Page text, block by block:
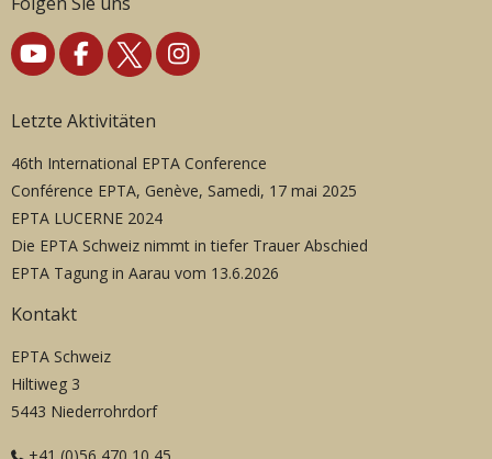
Letzte Aktivitäten
46th International EPTA Conference
Conférence EPTA, Genève, Samedi, 17 mai 2025
EPTA LUCERNE 2024
Die EPTA Schweiz nimmt in tiefer Trauer Abschied
EPTA Tagung in Aarau vom 13.6.2026
Kontakt
EPTA Schweiz
Hiltiweg 3
5443 Niederrohrdorf